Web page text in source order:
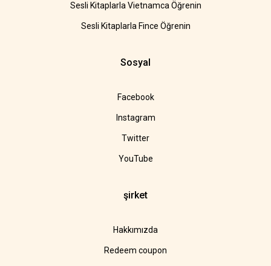
Sesli Kitaplarla Vietnamca Öğrenin
Sesli Kitaplarla Fince Öğrenin
Sosyal
Facebook
Instagram
Twitter
YouTube
şirket
Hakkımızda
Redeem coupon